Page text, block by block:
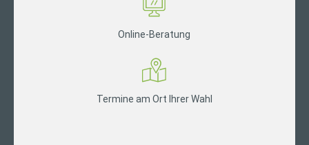
Online-Beratung
Termine am Ort Ihrer Wahl